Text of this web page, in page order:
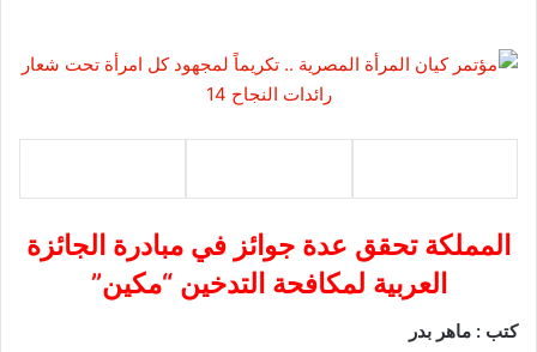
المملكة تحقق عدة جوائز في مبادرة الجائزة
العربية لمكافحة التدخين “مكين”
كتب : ماهر بدر